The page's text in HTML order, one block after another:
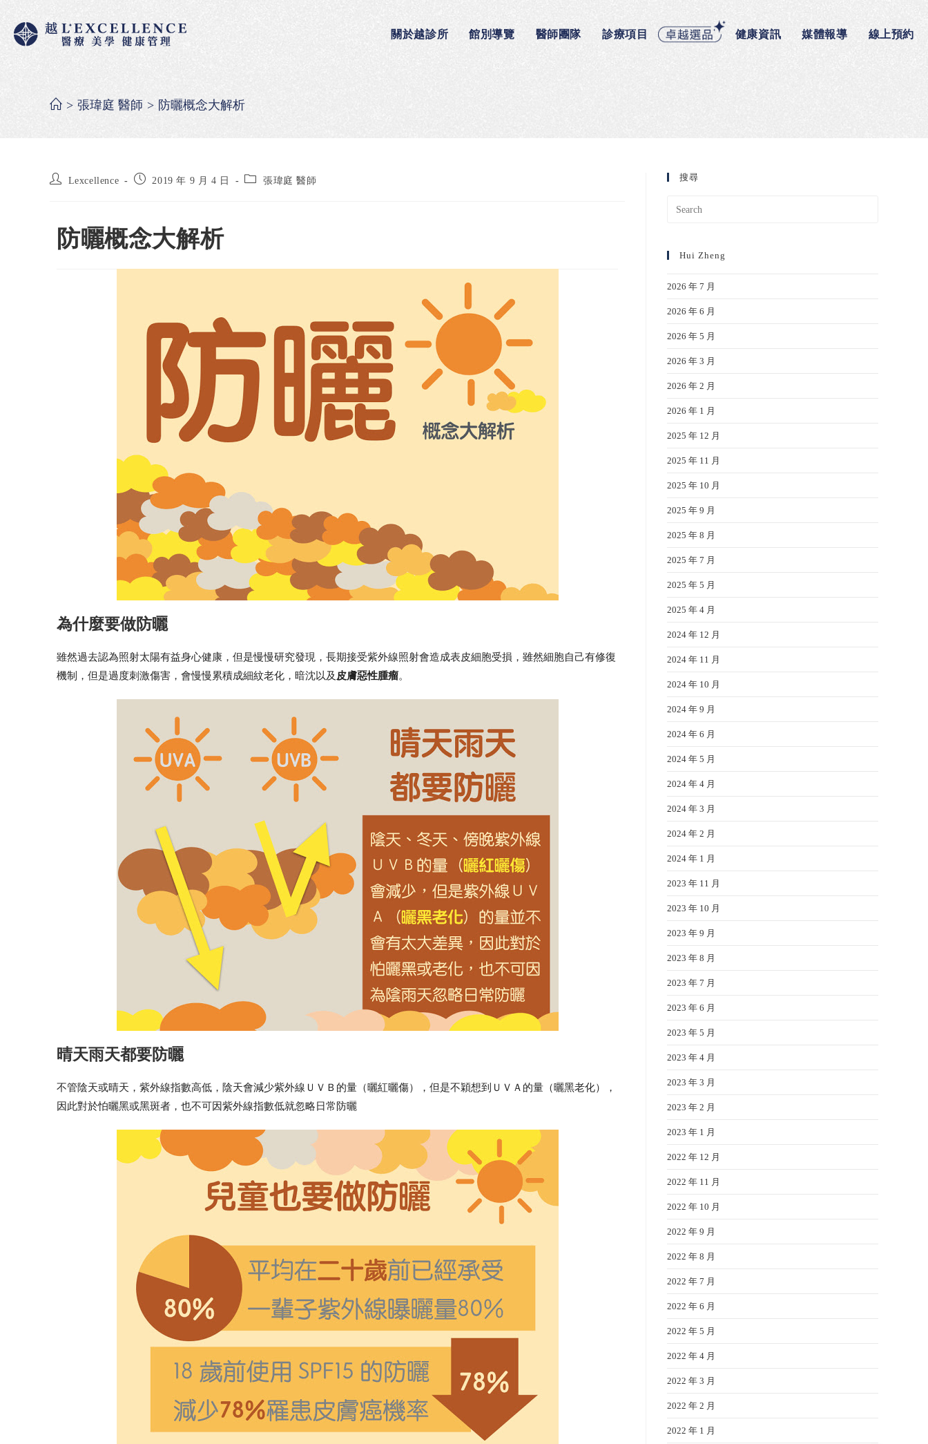
關於越診所 館別導覽 醫師團隊 診療項目 健康資訊 媒體報導 線上預約
> 張瑋庭 醫師 > 防曬概念大解析
Lexcellence 2019 年 9 月 4 日 張瑋庭 醫師
防曬概念大解析
為什麼要做防曬
雖然過去認為照射太陽有益身心健康，但是慢慢研究發現，長期接受紫外線照射會造成表皮細胞受損，雖然細胞自己有修復
機制，但是過度刺激傷害，會慢慢累積成細紋老化，暗沈以及 皮膚惡性腫瘤。
晴天雨天都要防曬
不管陰天或晴天，紫外線指數高低，陰天會減少紫外線ＵＶＢ的量（曬紅曬傷），但是不穎想到ＵＶＡ的量（曬黑老化），
因此對於怕曬黑或黑斑者，也不可因紫外線指數低就忽略日常防曬
搜尋
Hui Zheng
2026 年 7 月
2026 年 6 月
2026 年 5 月
2026 年 3 月
2026 年 2 月
2026 年 1 月
2025 年 12 月
2025 年 11 月
2025 年 10 月
2025 年 9 月
2025 年 8 月
2025 年 7 月
2025 年 5 月
2025 年 4 月
2024 年 12 月
2024 年 11 月
2024 年 10 月
2024 年 9 月
2024 年 6 月
2024 年 5 月
2024 年 4 月
2024 年 3 月
2024 年 2 月
2024 年 1 月
2023 年 11 月
2023 年 10 月
2023 年 9 月
2023 年 8 月
2023 年 7 月
2023 年 6 月
2023 年 5 月
2023 年 4 月
2023 年 3 月
2023 年 2 月
2023 年 1 月
2022 年 12 月
2022 年 11 月
2022 年 10 月
2022 年 9 月
2022 年 8 月
2022 年 7 月
2022 年 6 月
2022 年 5 月
2022 年 4 月
2022 年 3 月
2022 年 2 月
2022 年 1 月